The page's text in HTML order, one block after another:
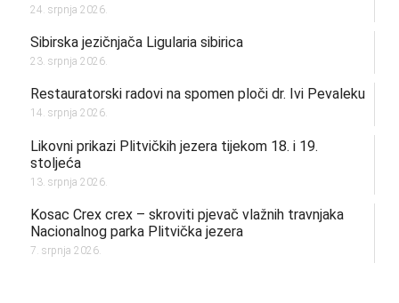
24. srpnja 2026.
Sibirska jezičnjača Ligularia sibirica
23. srpnja 2026.
Restauratorski radovi na spomen ploči dr. Ivi Pevaleku
14. srpnja 2026.
Likovni prikazi Plitvičkih jezera tijekom 18. i 19.
stoljeća
13. srpnja 2026.
Kosac Crex crex – skroviti pjevač vlažnih travnjaka
Nacionalnog parka Plitvička jezera
7. srpnja 2026.